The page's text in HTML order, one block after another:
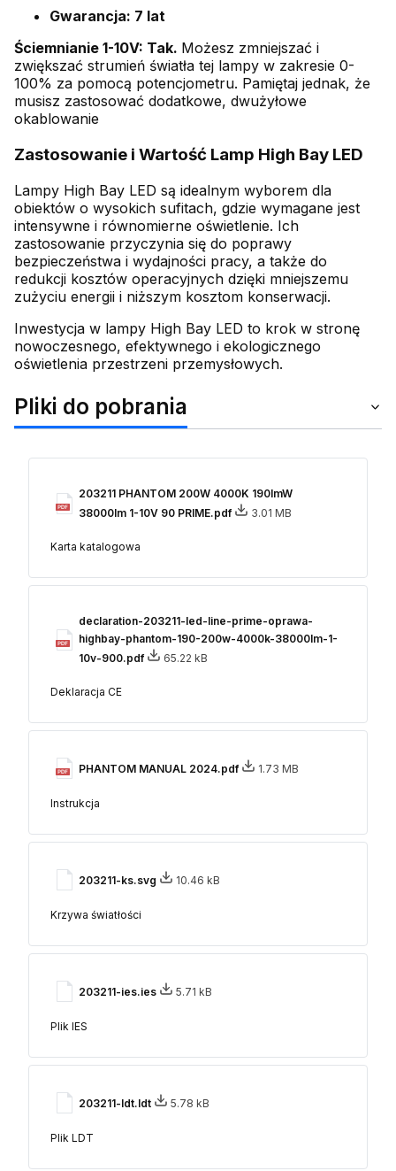
Gwarancja: 7 lat
Ściemnianie 1-10V: Tak. Możesz zmniejszać i
zwiększać strumień światła tej lampy w zakresie 0-
100% za pomocą potencjometru. Pamiętaj jednak, że
musisz zastosować dodatkowe, dwużyłowe
okablowanie
Zastosowanie i Wartość Lamp High Bay LED
Lampy High Bay LED są idealnym wyborem dla
obiektów o wysokich sufitach, gdzie wymagane jest
intensywne i równomierne oświetlenie. Ich
zastosowanie przyczynia się do poprawy
bezpieczeństwa i wydajności pracy, a także do
redukcji kosztów operacyjnych dzięki mniejszemu
zużyciu energii i niższym kosztom konserwacji.
Inwestycja w lampy High Bay LED to krok w stronę
nowoczesnego, efektywnego i ekologicznego
oświetlenia przestrzeni przemysłowych.
Pliki do pobrania
203211 PHANTOM 200W 4000K 190lmW
38000lm 1-10V 90 PRIME.pdf
3.01 MB
Karta katalogowa
declaration-203211-led-line-prime-oprawa-
highbay-phantom-190-200w-4000k-38000lm-1-
10v-900.pdf
65.22 kB
Deklaracja CE
PHANTOM MANUAL 2024.pdf 1.73 MB
Instrukcja
203211-ks.svg 10.46 kB
Krzywa światłości
203211-ies.ies 5.71 kB
Plik IES
203211-ldt.ldt 5.78 kB
Plik LDT